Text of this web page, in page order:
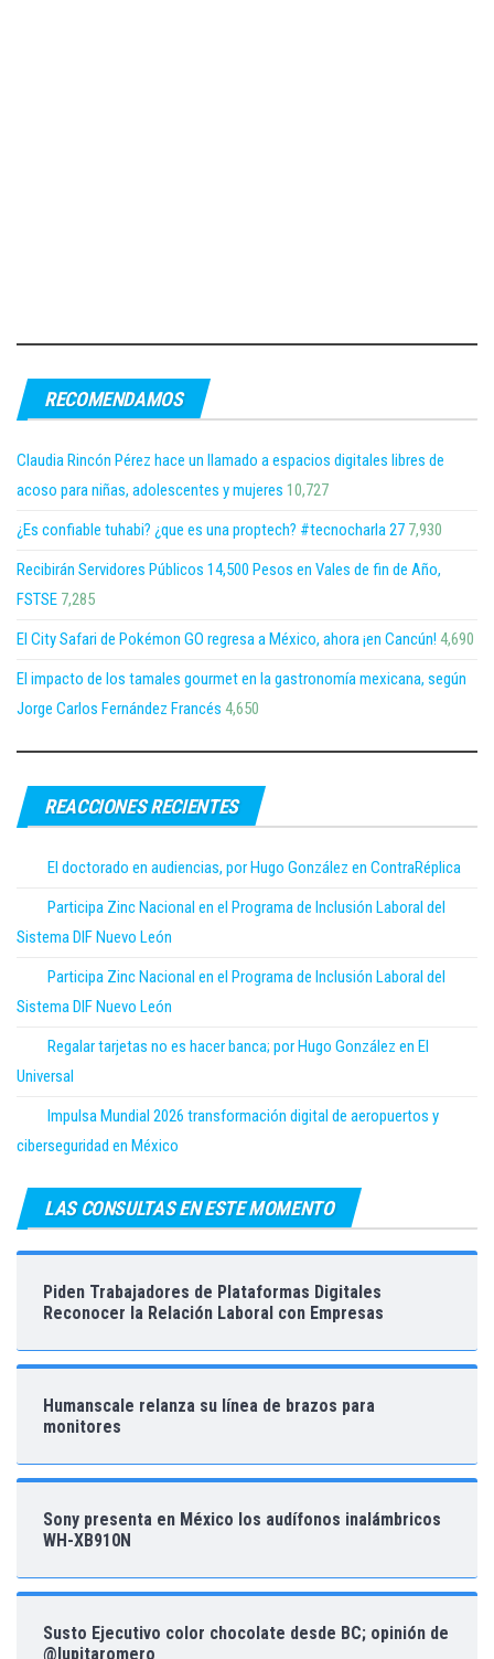
RECOMENDAMOS
Claudia Rincón Pérez hace un llamado a espacios digitales libres de
acoso para niñas, adolescentes y mujeres 10,727
¿Es confiable tuhabi? ¿que es una proptech? #tecnocharla 27 7,930
Recibirán Servidores Públicos 14,500 Pesos en Vales de fin de Año,
FSTSE 7,285
El City Safari de Pokémon GO regresa a México, ahora ¡en Cancún! 4,690
El impacto de los tamales gourmet en la gastronomía mexicana, según
Jorge Carlos Fernández Francés 4,650
REACCIONES RECIENTES
El doctorado en audiencias, por Hugo González en ContraRéplica
Participa Zinc Nacional en el Programa de Inclusión Laboral del
Sistema DIF Nuevo León
Participa Zinc Nacional en el Programa de Inclusión Laboral del
Sistema DIF Nuevo León
Regalar tarjetas no es hacer banca; por Hugo González en El
Universal
Impulsa Mundial 2026 transformación digital de aeropuertos y
ciberseguridad en México
LAS CONSULTAS EN ESTE MOMENTO
Piden Trabajadores de Plataformas Digitales
Reconocer la Relación Laboral con Empresas
Humanscale relanza su línea de brazos para
monitores
Sony presenta en México los audífonos inalámbricos
WH-XB910N
Susto Ejecutivo color chocolate desde BC; opinión de
@lupitaromero